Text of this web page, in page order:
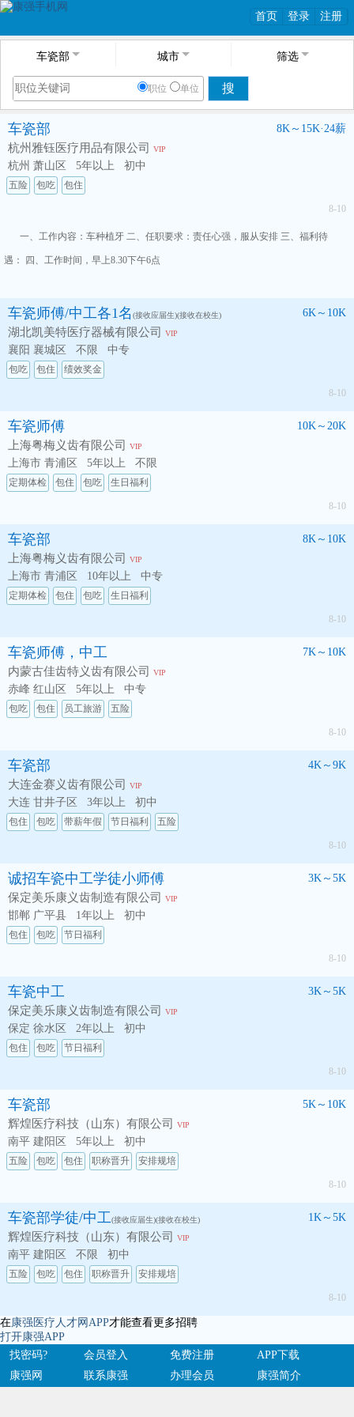
首页 登录 注册
车瓷部 城市 筛选
职位 单位 搜
车瓷部 8K～15K·24薪
杭州雅钰医疗用品有限公司 VIP
杭州 萧山区 5年以上 初中
五险 包吃 包住
8-10
一、工作内容：车种植牙 二、任职要求：责任心强，服从安排 三、福利待
遇： 四、工作时间，早上8.30下午6点
车瓷师傅/中工各1名 (接收应届生)(接收在校生) 6K～10K
湖北凯美特医疗器械有限公司 VIP
襄阳 襄城区 不限 中专
包吃 包住 绩效奖金
8-10
车瓷师傅 10K～20K
上海粤梅义齿有限公司 VIP
上海市 青浦区 5年以上 不限
定期体检 包住 包吃 生日福利
8-10
车瓷部 8K～10K
上海粤梅义齿有限公司 VIP
上海市 青浦区 10年以上 中专
定期体检 包住 包吃 生日福利
8-10
车瓷师傅，中工 7K～10K
内蒙古佳齿特义齿有限公司 VIP
赤峰 红山区 5年以上 中专
包吃 包住 员工旅游 五险
8-10
车瓷部 4K～9K
大连金赛义齿有限公司 VIP
大连 甘井子区 3年以上 初中
包住 包吃 带薪年假 节日福利 五险
8-10
诚招车瓷中工学徒小师傅 3K～5K
保定美乐康义齿制造有限公司 VIP
邯郸 广平县 1年以上 初中
包住 包吃 节日福利
8-10
车瓷中工 3K～5K
保定美乐康义齿制造有限公司 VIP
保定 徐水区 2年以上 初中
包住 包吃 节日福利
8-10
车瓷部 5K～10K
辉煌医疗科技（山东）有限公司 VIP
南平 建阳区 5年以上 初中
五险 包吃 包住 职称晋升 安排规培
8-10
车瓷部学徒/中工(接收应届生)(接收在校生) 1K～5K
辉煌医疗科技（山东）有限公司 VIP
南平 建阳区 不限 初中
五险 包吃 包住 职称晋升 安排规培
8-10
在康强医疗人才网APP才能查看更多招聘
打开康强APP
找密码?
会员登入 免费注册
APP下载
康强网
联系康强 办理会员 康强简介